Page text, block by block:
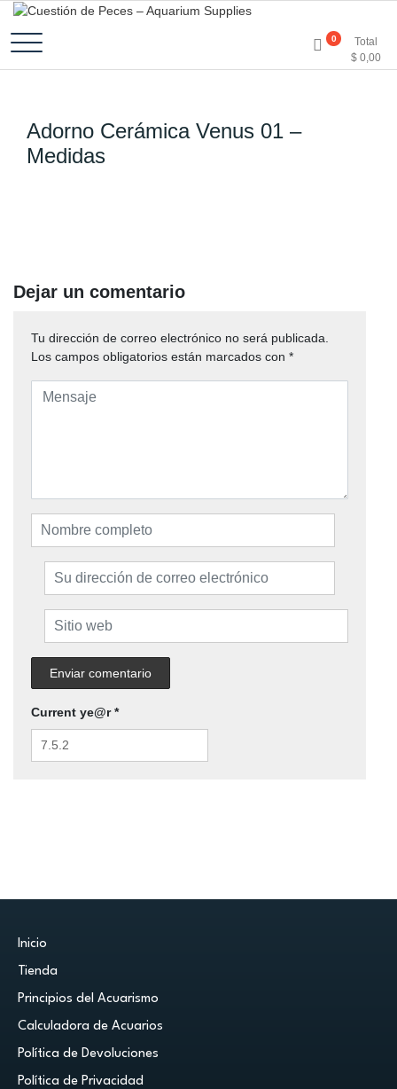
Cuestión de Peces –
Aquarium Supplies
0
Total
$ 0,00
Adorno Cerámica Venus 01 –
Medidas
Dejar un comentario
Tu dirección de correo electrónico no será publicada.
Los campos obligatorios están marcados con *
Current ye@r*
Inicio
Tienda
Principios del Acuarismo
Calculadora de Acuarios
Política de Devoluciones
Política de Privacidad